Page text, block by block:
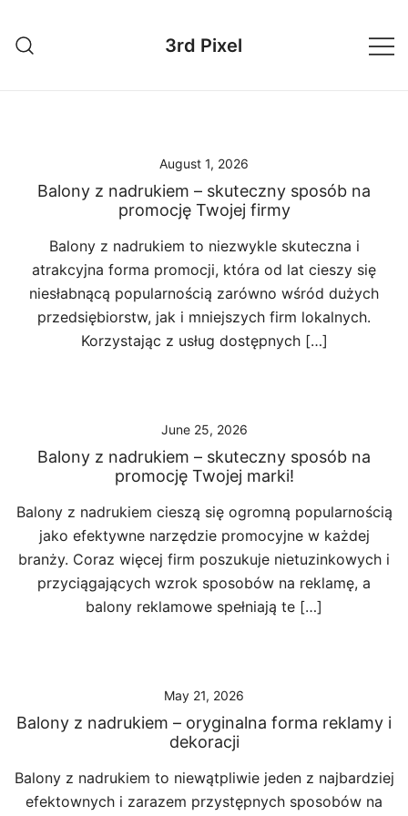
content
3rd Pixel
August 1, 2026
Balony z nadrukiem – skuteczny sposób na
promocję Twojej firmy
Balony z nadrukiem to niezwykle skuteczna i
atrakcyjna forma promocji, która od lat cieszy się
niesłabnącą popularnością zarówno wśród dużych
przedsiębiorstw, jak i mniejszych firm lokalnych.
Korzystając z usług dostępnych […]
June 25, 2026
Balony z nadrukiem – skuteczny sposób na
promocję Twojej marki!
Balony z nadrukiem cieszą się ogromną popularnością
jako efektywne narzędzie promocyjne w każdej
branży. Coraz więcej firm poszukuje nietuzinkowych i
przyciągających wzrok sposobów na reklamę, a
balony reklamowe spełniają te […]
May 21, 2026
Balony z nadrukiem – oryginalna forma reklamy i
dekoracji
Balony z nadrukiem to niewątpliwie jeden z najbardziej
efektownych i zarazem przystępnych sposobów na